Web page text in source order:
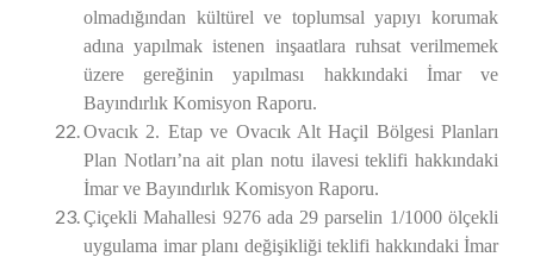
olmadığından kültürel ve toplumsal yapıyı korumak
adına yapılmak istenen inşaatlara ruhsat verilmemek
üzere gereğinin yapılması hakkındaki İmar ve
Bayındırlık Komisyon Raporu.
Ovacık 2. Etap ve Ovacık Alt Haçil Bölgesi Planları
Plan Notları’na ait plan notu ilavesi teklifi hakkındaki
İmar ve Bayındırlık Komisyon Raporu.
Çiçekli Mahallesi 9276 ada 29 parselin 1/1000 ölçekli
uygulama imar planı değişikliği teklifi hakkındaki İmar